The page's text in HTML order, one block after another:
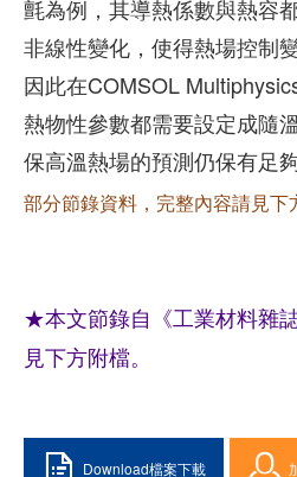
氈為例，其導熱係數與熱容
非線性變化，使得熱場控制
因此在COMSOL
熱物性參數都需要設定成隨
保高溫熱場的預測仍保有足
部分節錄資料，完整內容請見下
★本文節錄自《工業材料雜
見下方附檔。
Download檔案下載